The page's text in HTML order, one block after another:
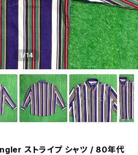
1/14
ストライプ シャツ / 80年代